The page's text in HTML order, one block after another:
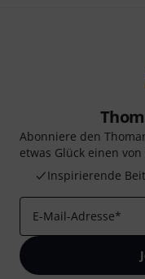
Abonniere den
etwas Glück einen von
Inspirierende
E-Mail-Adresse*